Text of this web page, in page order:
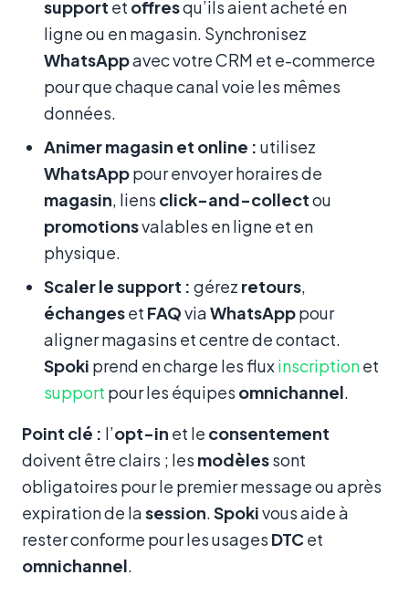
support et offresqu’ils aient acheté en
ligne ou en magasin. Synchronisez
WhatsAppavec votre CRM et e-commerce
pour que chaque canal voie les mêmes
données.
Animer magasin et online : utilisez
WhatsApppour envoyer horaires de
magasin, liens click-and-collectou
promotionsvalables en ligne et en
physique.
Scaler le support : gérez retours,
échangeset FAQviaWhatsApppour
aligner magasins et centre de contact.
Spoki prend en charge les fluxinscriptionet
support pour les équipes omnichannel.
Point clé : l’opt-in et le consentement
doivent être clairs ; les modèlessont
obligatoires pour le premier message ou après
expiration de lasession.Spokivous aide à
rester conforme pour les usages DTCet
omnichannel.